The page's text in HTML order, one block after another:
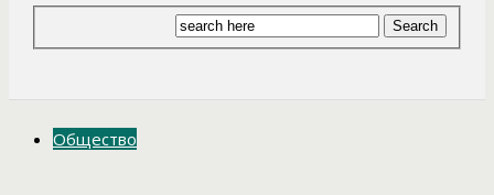
Общество